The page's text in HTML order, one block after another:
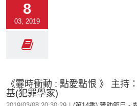
8
03, 2019
《霎時衝動 : 點愛點恨 》 主持
基(犯罪學家)